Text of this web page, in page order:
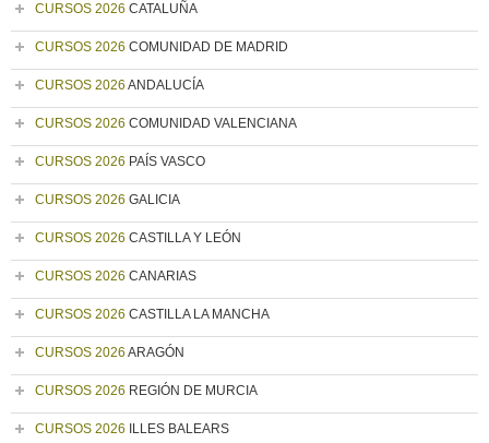
CURSOS 2026 CATALUÑA
CURSOS 2026 COMUNIDAD DE MADRID
CURSOS 2026 ANDALUCÍA
CURSOS 2026 COMUNIDAD VALENCIANA
CURSOS 2026 PAÍS VASCO
CURSOS 2026 GALICIA
CURSOS 2026 CASTILLA Y LEÓN
CURSOS 2026 CANARIAS
CURSOS 2026 CASTILLA LA MANCHA
CURSOS 2026 ARAGÓN
CURSOS 2026 REGIÓN DE MURCIA
CURSOS 2026 ILLES BALEARS